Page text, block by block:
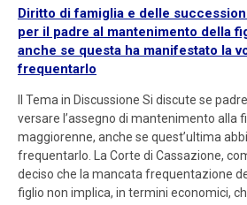
Diritto di famiglia e delle
per il padre al mantenimento della
anche se questa ha manifestato la
frequentarlo
Il Tema in Discussione Si discute se
versare l’assegno di mantenimento alla
maggiorenne, anche se quest’ultima
frequentarlo. La Corte di Cassazione,
deciso che la mancata frequentazione
figlio non implica, in termini economici,